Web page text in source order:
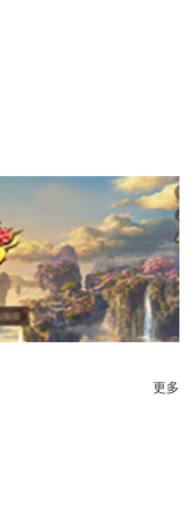
更多